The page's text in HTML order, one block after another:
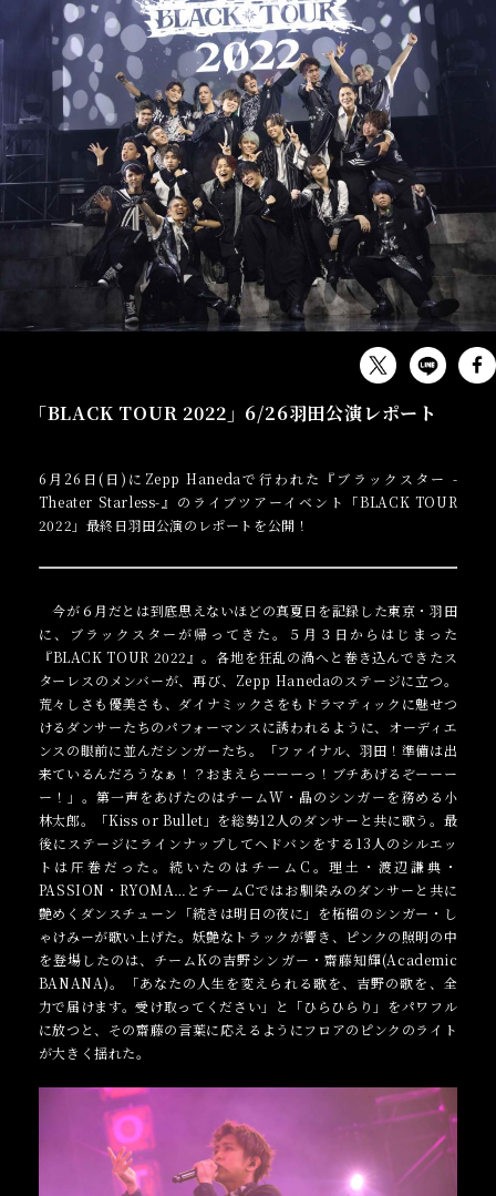
「BLACK TOUR 2022」6/26羽田公演レポート
6月26日(日)にZepp Hanedaで行われた『ブラックスター -
Theater Starless-』のライブツアーイベント「BLACK TOUR
2022」最終日羽田公演のレポートを公開！
今が６月だとは到底思えないほどの真夏日を記録した東京・羽田
に、ブラックスターが帰ってきた。５月３日からはじまった
『BLACK TOUR 2022』。各地を狂乱の渦へと巻き込んできたス
ターレスのメンバーが、再び、Zepp Hanedaのステージに立つ。
荒々しさも優美さも、ダイナミックさをもドラマティックに魅せつ
けるダンサーたちのパフォーマンスに誘われるように、オーディエ
ンスの眼前に並んだシンガーたち。「ファイナル、羽田！準備は出
来ているんだろうなぁ！？おまえらーーーっ！ブチあげるぞーーー
ー！」。第一声をあげたのはチームW・晶のシンガーを務める小
林太郎。「Kiss or Bullet」を総勢12人のダンサーと共に歌う。最
後にステージにラインナップしてヘドバンをする 13人のシルエッ
トは圧巻だった。続いたのはチームC。理土・渡辺謙典・
PASSION・RYOMA…とチームCではお馴染みのダンサーと共に
艶めくダンスチューン「続きは明日の夜に」を柘榴のシンガー・し
ゃけみーが歌い上げた。妖艶なトラックが響き、ピンクの照明の中
を登場したのは、チームKの吉野シンガー・齋藤知輝(Academic
BANANA)。「あなたの人生を変えられる歌を、吉野の歌を、全
力で届けます。受け取ってください」と「ひらひらり」をパワフル
に放つと、その齋藤の言葉に応えるようにフロアのピンクのライト
が大きく揺れた。